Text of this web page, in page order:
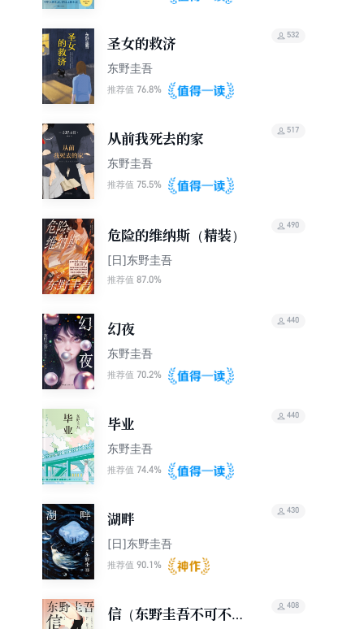
圣女的救济
东野圭吾
推荐值 76.8%
532
从前我死去的家
东野圭吾
推荐值 75.5%
517
危险的维纳斯（精装）
[日]东野圭吾
推荐值 87.0%
490
幻夜
东野圭吾
推荐值 70.2%
440
毕业
东野圭吾
推荐值 74.4%
440
湖畔
[日]东野圭吾
推荐值 90.1%
430
信（东野圭吾不可不读
408